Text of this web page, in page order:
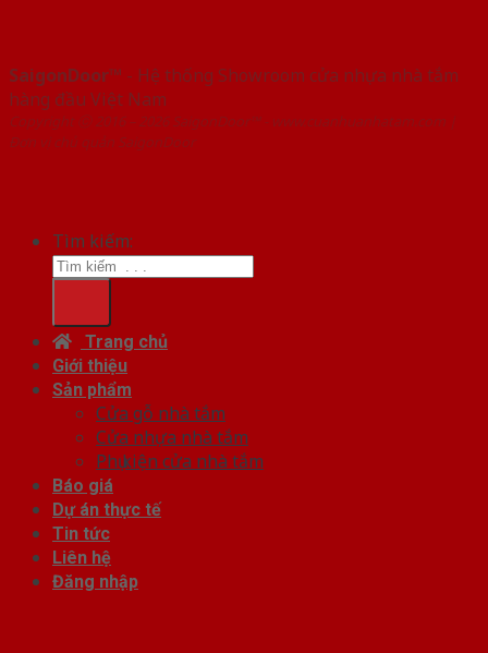
SaigonDoor™ - Hệ thống Showroom cửa nhựa nhà tắm
hàng đầu Việt Nam
Copyright ⓒ 2016 – 2026 SaigonDoor™ - www.cuanhuanhatam.com |
Đơn vị chủ quản SaigonDoor
Tìm kiếm:
Trang chủ
Giới thiệu
Sản phẩm
Cửa gỗ nhà tắm
Cửa nhựa nhà tắm
Phụ kiện cửa nhà tắm
Báo giá
Dự án thực tế
Tin tức
Liên hệ
Đăng nhập